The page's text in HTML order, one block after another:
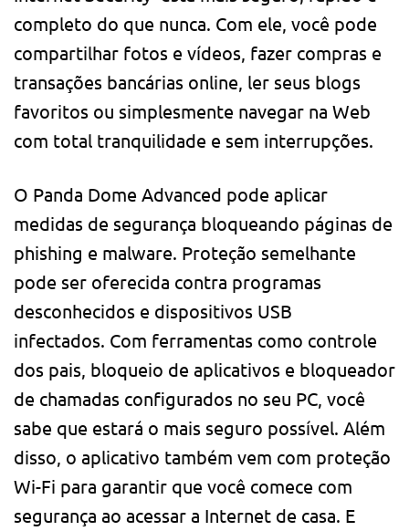
completo do que nunca. Com ele, você pode
compartilhar fotos e vídeos, fazer compras e
transações bancárias online, ler seus blogs
favoritos ou simplesmente navegar na Web
com total tranquilidade e sem interrupções.
O Panda Dome Advanced pode aplicar
medidas de segurança bloqueando páginas de
phishing e malware. Proteção semelhante
pode ser oferecida contra programas
desconhecidos e dispositivos USB
infectados. Com ferramentas como controle
dos pais, bloqueio de aplicativos e bloqueador
de chamadas configurados no seu PC, você
sabe que estará o mais seguro possível. Além
disso, o aplicativo também vem com proteção
Wi-Fi para garantir que você comece com
segurança ao acessar a Internet de casa. E